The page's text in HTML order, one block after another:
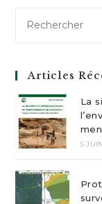
Articles
La
5